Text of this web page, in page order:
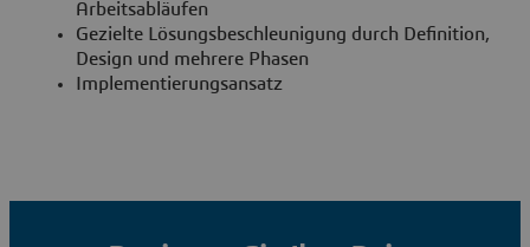
Arbeitsabläufen
Gezielte Lösungsbeschleunigung durch Definition,
Design und mehrere Phasen
Implementierungsansatz